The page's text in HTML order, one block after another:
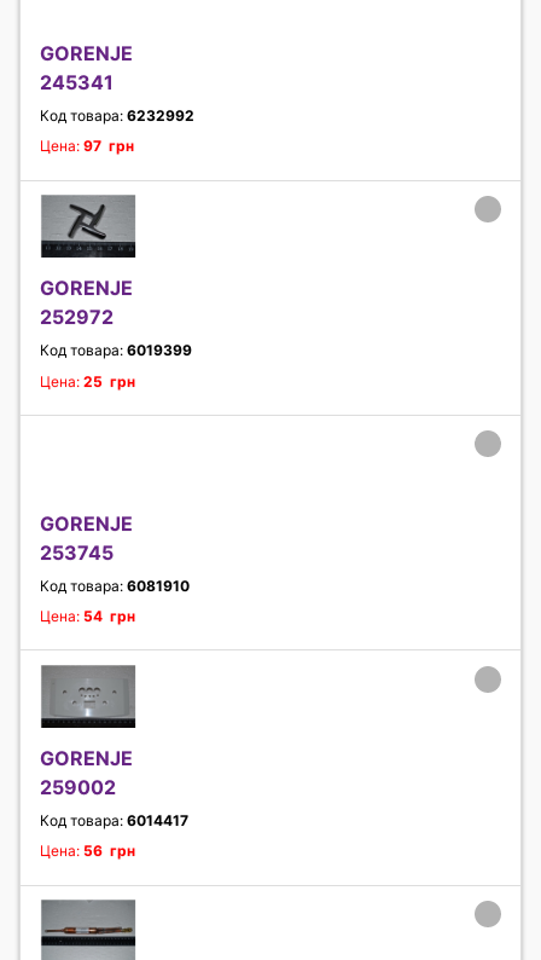
GORENJE
245341
Код товара: 6232992
Цена: 97 грн
GORENJE
252972
Код товара: 6019399
Цена: 25 грн
GORENJE
253745
Код товара: 6081910
Цена: 54 грн
GORENJE
259002
Код товара: 6014417
Цена: 56 грн